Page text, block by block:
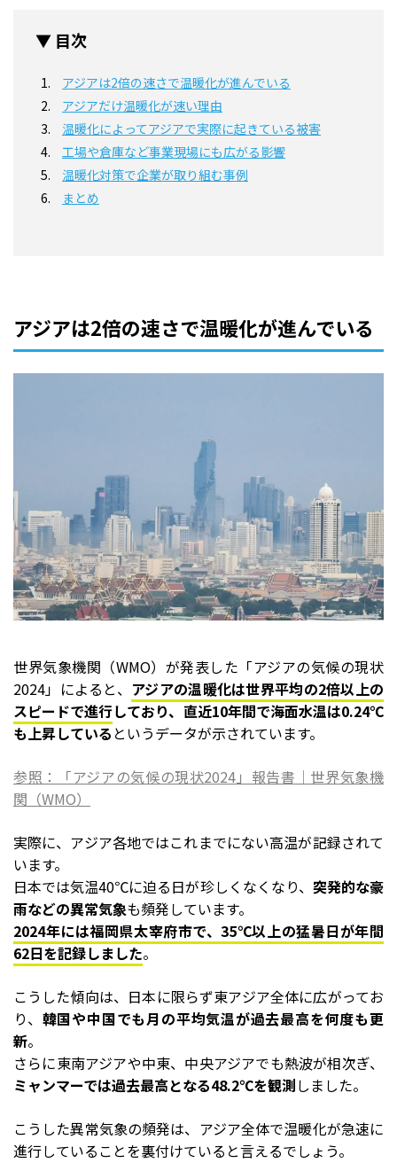
▼ 目次
アジアは2倍の速さで温暖化が進んでいる
アジアだけ温暖化が速い理由
温暖化によってアジアで実際に起きている被害
工場や倉庫など事業現場にも広がる影響
温暖化対策で企業が取り組む事例
まとめ
アジアは2倍の速さで温暖化が進んでいる
世界気象機関（WMO）が発表した「アジアの気候の現状
2024」によると、 アジアの温暖化は世界平均の2倍以上の
スピードで進行しており、直近10年間で海面水温は0.24℃
も上昇している というデータが示されています。
参照：「アジアの気候の現状2024」報告書｜世界気象機
関（WMO）
実際に、アジア各地ではこれまでにない高温が記録されて
います。
日本では気温40℃に迫る日が珍しくなくなり、 突発的な豪
雨などの異常気象も頻発しています。
2024年には福岡県太宰府市で、35℃以上の猛暑日が年間
62日を記録しました。
こうした傾向は、日本に限らず東アジア全体に広がってお
り、 韓国や中国でも月の平均気温が過去最高を何度も更
新。
さらに東南アジアや中東、中央アジアでも熱波が相次ぎ、
ミャンマーでは過去最高となる48.2℃を観測しました。
こうした異常気象の頻発は、アジア全体で温暖化が急速に
進行していることを裏付けていると言えるでしょう。